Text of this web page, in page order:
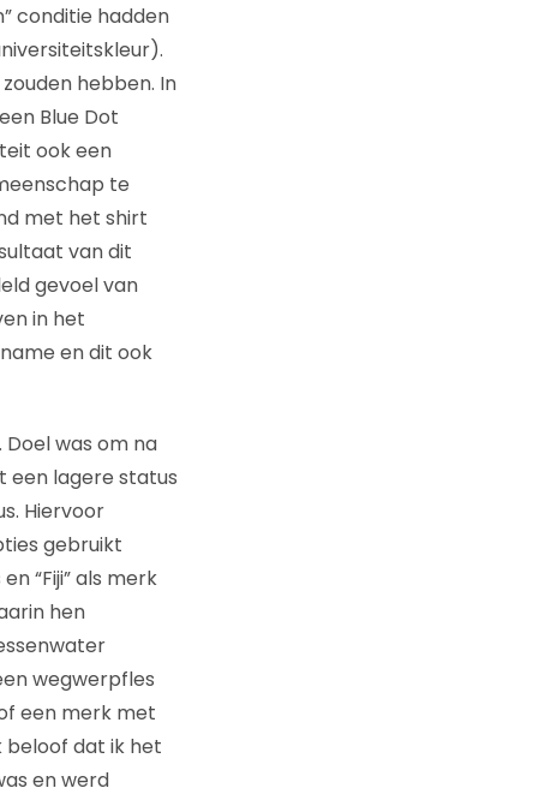
conditie hadden
hebben. In
Blue Dot
ook een
te
met het shirt
van dit
gevoel van
in het
en dit ook
was om na
een lagere status
Hiervoor
gebruikt
“Fiji” als merk
hen
wegwerpfles
een merk met
beloof dat ik het
en werd